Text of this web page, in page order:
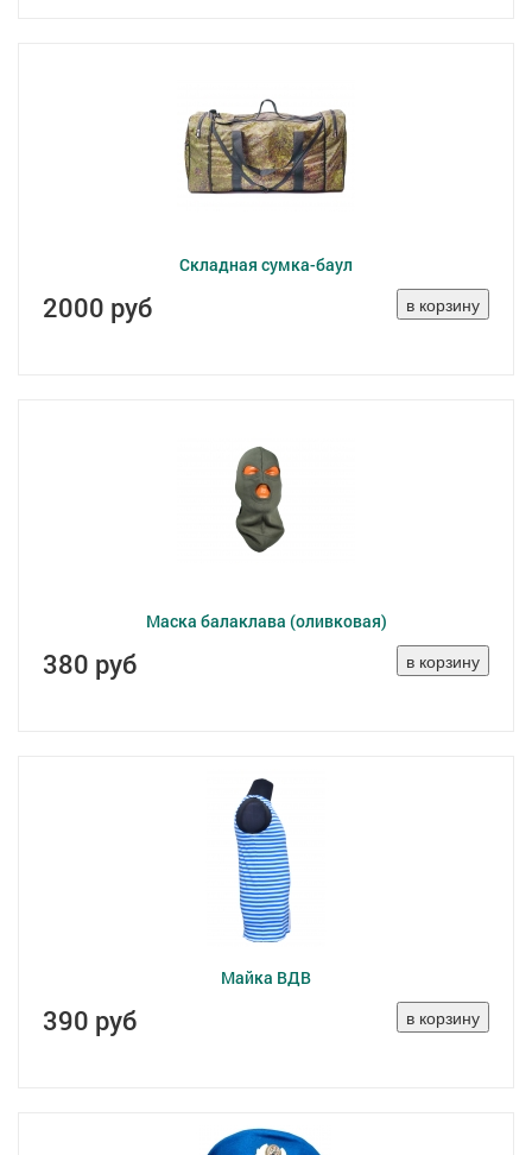
Складная сумка-баул
2000 руб
Маска балаклава (оливковая)
380 руб
Майка ВДВ
390 руб